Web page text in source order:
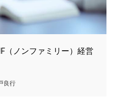
（ノンファミリー）経営
良行